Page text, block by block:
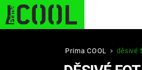
STARHOUSE BUFFY,
PLNEJ KOTEL AVENGERS 5
Prima COOL děsivé